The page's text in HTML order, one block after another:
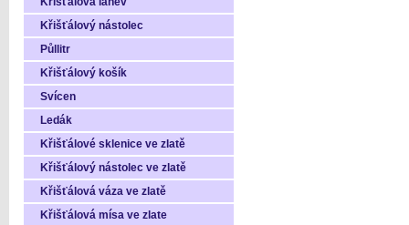
Křišťálový nástolec
Půllitr
Křišťálový košík
Svícen
Ledák
Křišťálové sklenice ve zlatě
Křišťálový nástolec ve zlatě
Křišťálová váza ve zlatě
Křišťálová mísa ve zlate